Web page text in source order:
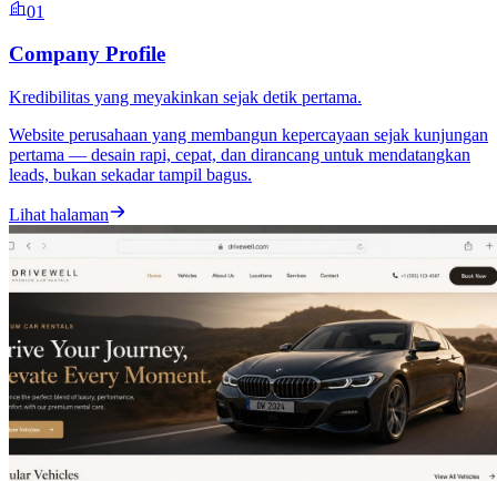
01
Company Profile
Kredibilitas yang meyakinkan sejak detik pertama.
Website perusahaan yang membangun kepercayaan sejak kunjungan
pertama — desain rapi, cepat, dan dirancang untuk mendatangkan
leads, bukan sekadar tampil bagus.
Lihat halaman